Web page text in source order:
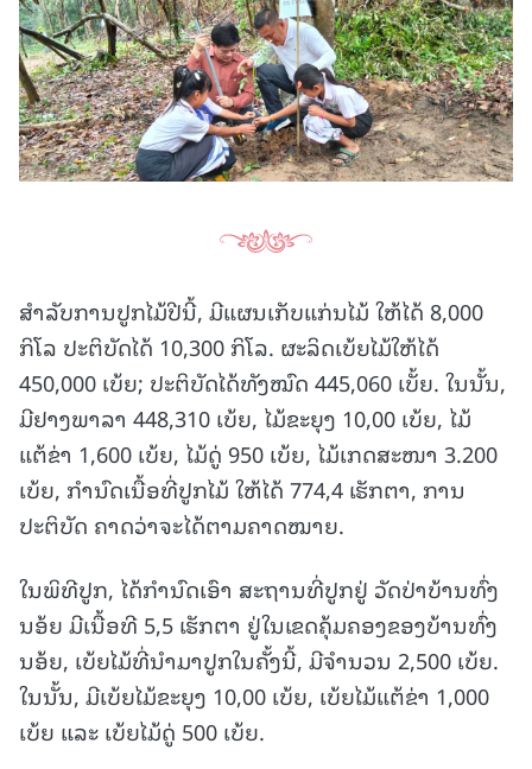
ສຳລັບການປູກໄມ້ປີນີ້, ມີແຜນເກັບແກ່ນໄມ້ ໃຫ້ໄດ້ 8,000
ກິໂລ ປະຕິບັດໄດ້ 10,300 ກິໂລ. ຜະລິດເບ້ຍໄມ້ໃຫ້ໄດ້
450,000 ເບ້ຍ; ປະຕິບັດໄດ້ທັງໝົດ 445,060 ເບັ້ຍ. ໃນນັ້ນ,
ມີຢາງພາລາ 448,310 ເບ້ຍ, ໄມ້ຂະຍຸງ 10,00 ເບ້ຍ, ໄມ້
ແຕ້ຂ່າ 1,600 ເບ້ຍ, ໄມ້ດູ່ 950 ເບ້ຍ, ໄມ້ເກດສະໜາ 3.200
ເບ້ຍ, ກໍານົດເນື້ອທີ່ປູກໄມ້ ໃຫ້ໄດ້ 774,4 ເຮັກຕາ, ການ
ປະຕິບັດ ຄາດວ່າຈະໄດ້ຕາມຄາດໝາຍ.
ໃນພິທີປູກ, ໄດ້ກຳນົດເອົາ ສະຖານທີ່ປູກຢູ່ ວັດປ່າບ້ານທົ່ງ
ນອ້ຍ ມີເນື້ອທີ 5,5 ເຮັກຕາ ຢູ່ໃນເຂດຄຸ້ມຄອງຂອງບ້ານທົ່ງ
ນອ້ຍ, ເບ້ຍໄມ້ທີ່ນໍາມາປູກໃນຄັ້ງນີ້, ມີຈໍານວນ 2,500 ເບ້ຍ.
ໃນນັ້ນ, ມີເບ້ຍໄມ້ຂະຍຸງ 10,00 ເບ້ຍ, ເບ້ຍໄມ້ແຕ້ຂ່າ 1,000
ເບ້ຍ ແລະ ເບ້ຍໄມ້ດູ່ 500 ເບ້ຍ.